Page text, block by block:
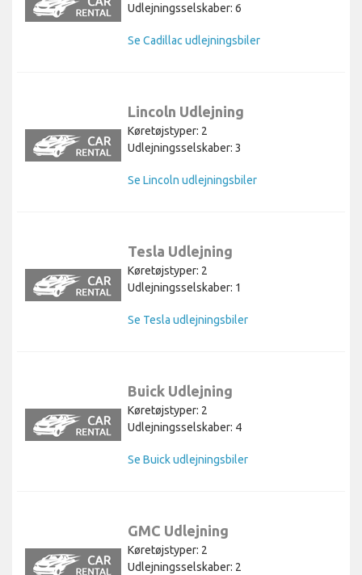
Udlejningsselskaber: 6
Se Cadillac udlejningsbiler
Lincoln Udlejning
Køretøjstyper: 2
Udlejningsselskaber: 3
Se Lincoln udlejningsbiler
Tesla Udlejning
Køretøjstyper: 2
Udlejningsselskaber: 1
Se Tesla udlejningsbiler
Buick Udlejning
Køretøjstyper: 2
Udlejningsselskaber: 4
Se Buick udlejningsbiler
GMC Udlejning
Køretøjstyper: 2
Udlejningsselskaber: 2